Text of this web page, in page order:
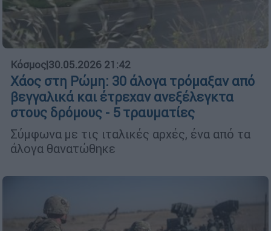
Κόσμος|30.05.2026 21:42
Χάος στη Ρώμη: 30 άλογα τρόμαξαν από
βεγγαλικά και έτρεχαν ανεξέλεγκτα
στους δρόμους - 5 τραυματίες
Σύμφωνα με τις ιταλικές αρχές, ένα από τα
άλογα θανατώθηκε